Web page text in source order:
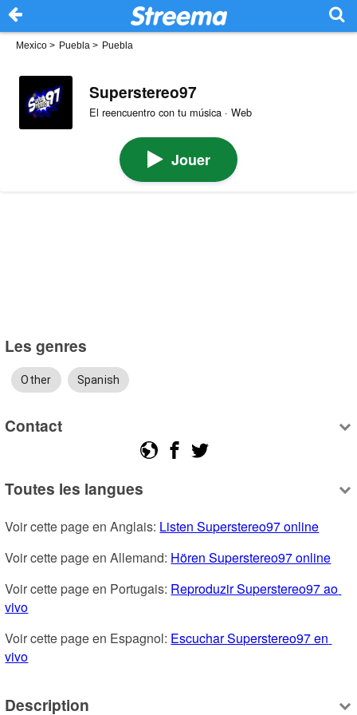
Mexico > Puebla > Puebla
Superstereo97
El reencuentro con tu música · Web
Jouer
Les genres
Other Spanish
Contact
Toutes les langues
Voir cette page en Anglais: Listen Superstereo97 online
Voir cette page en Allemand: Hören Superstereo97 online
Voir cette page en Portugais: Reproduzir Superstereo97 ao
vivo
Voir cette page en Espagnol: Escuchar Superstereo97 en
vivo
Description